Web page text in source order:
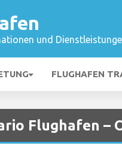
und
FLUGHAFEN
Flughafen –